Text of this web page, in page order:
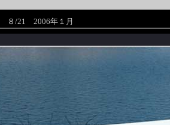
８/21 2006年１月